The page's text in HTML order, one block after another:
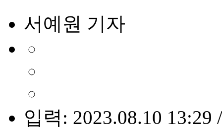
서예원 기자
입력: 2023.08.10 13:29